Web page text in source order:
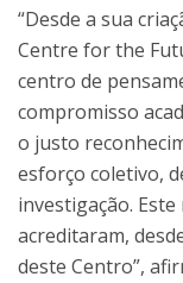
“Desde a sua
Centre for the
centro de
compromisso
o justo
esforço coletivo,
investigação.
acreditaram,
deste Centro”,